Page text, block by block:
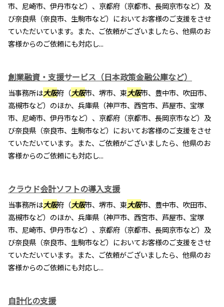
市、尼崎市、伊丹市など）、京都府（京都市、長岡京市など）及
び奈良県（奈良市、生駒市など）においてお客様のご支援をさせ
ていただいています。また、ご依頼がございましたら、他県のお
客様からのご依頼にも対応し...
創業融資・支援サービス（日本政策金融公庫など）
当事務所は大阪府（大阪市、堺市、東大阪市、豊中市、吹田市、
高槻市など）のほか、兵庫県（神戸市、西宮市、芦屋市、宝塚
市、尼崎市、伊丹市など）、京都府（京都市、長岡京市など）及
び奈良県（奈良市、生駒市など）においてお客様のご支援をさせ
ていただいています。また、ご依頼がございましたら、他県のお
客様からのご依頼にも対応し...
クラウド会計ソフトの導入支援
当事務所は大阪府（大阪市、堺市、東大阪市、豊中市、吹田市、
高槻市など）のほか、兵庫県（神戸市、西宮市、芦屋市、宝塚
市、尼崎市、伊丹市など）、京都府（京都市、長岡京市など）及
び奈良県（奈良市、生駒市など）においてお客様のご支援をさせ
ていただいています。また、ご依頼がございましたら、他県のお
客様からのご依頼にも対応し...
自計化の支援